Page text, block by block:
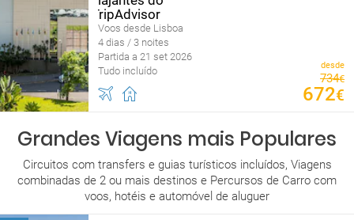
Voos desde Lisboa
4 dias / 3 noites
Partida a 21 set 2026
Tudo incluído
desde
734€
672€
Grandes Viagens mais Populares
Circuitos com transfers e guias turísticos incluídos, Viagens
combinadas de 2 ou mais destinos e Percursos de Carro com
voos, hotéis e automóvel de aluguer